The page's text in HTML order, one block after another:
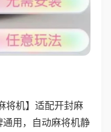
将机】适配开封麻
用，自动麻将机静